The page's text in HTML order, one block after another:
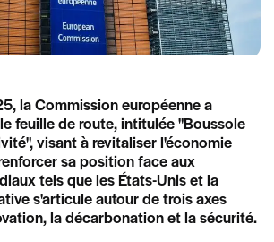
la Commission européenne a
feuille de route, intitulée "Boussole
visant à revitaliser l'économie
sa position face aux
tels que les États-Unis et la
s'articule autour de trois axes
la décarbonation et la sécurité.